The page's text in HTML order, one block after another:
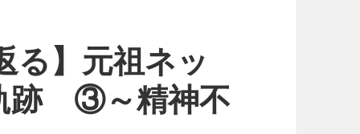
】元祖ネッ
跡 ③～精神不